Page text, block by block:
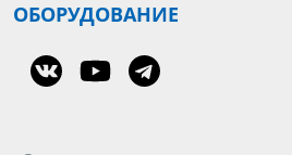
ОБОРУДОВАНИЕ